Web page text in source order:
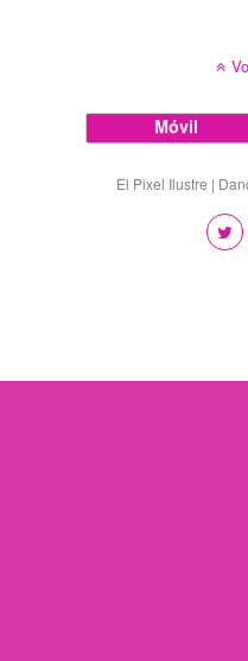
Móvil
El Pixel Ilustre |